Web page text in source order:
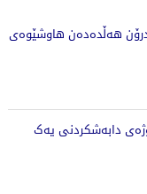
هەڵدەدەن هاوشێوەی
دابەشکردنی یەک